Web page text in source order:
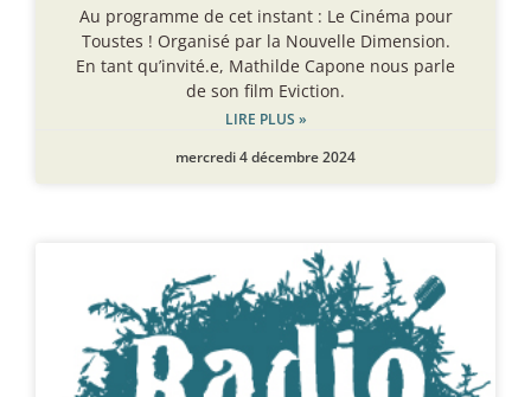
Au programme de cet instant : Le Cinéma pour
Toustes ! Organisé par la Nouvelle Dimension.
En tant qu’invité.e, Mathilde Capone nous parle
de son film Eviction.
LIRE PLUS »
mercredi 4 décembre 2024